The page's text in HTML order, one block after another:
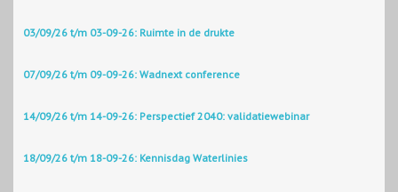
03/09/26 t/m 03-09-26: Ruimte in de drukte
07/09/26 t/m 09-09-26: Wadnext conference
14/09/26 t/m 14-09-26: Perspectief 2040: validatiewebinar
18/09/26 t/m 18-09-26: Kennisdag Waterlinies